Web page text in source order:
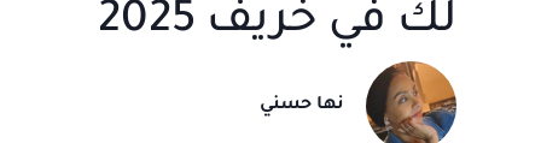
لك في خريف 2025
نها حسني